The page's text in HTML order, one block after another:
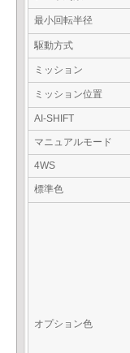
最小回転半径
駆動方式
ミッション
ミッション位置
AI-SHIFT
マニュアルモード
4WS
標準色
オプション色